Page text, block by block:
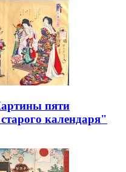
пяти
календаря"